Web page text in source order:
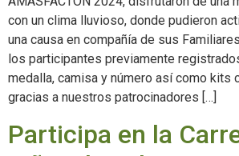
con un clima lluvioso, donde pudieron
una causa en compañía de sus
los participantes previamente
medalla, camisa y número así como kits
gracias a nuestros patrocinadores […]
Participa en la